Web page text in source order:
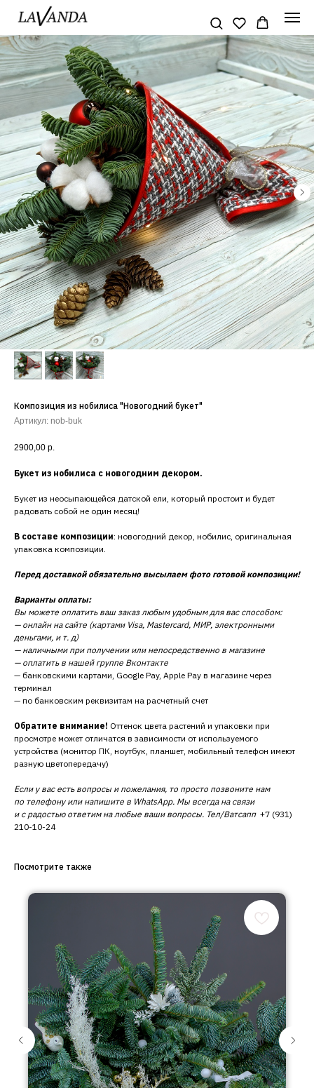
Композиция из нобилиса "Новогодний букет"
Артикул: nob-buk
2900,00 р.
Букет из нобилиса с новогодним декором.
Букет из неосыпающейся датской ели, который простоит и будет
радовать собой не один месяц!
В составе композиции: новогодний декор, нобилис, оригинальная
упаковка композиции.
Перед доставкой обязательно высылаем фото готовой композиции!
Варианты оплаты:
Вы можете оплатить ваш заказ любым удобным для вас способом:
— онлайн на сайте (картами Visa, Mastercard, МИР, электронными
деньгами, и т. д)
— наличными при получении или непосредственно в магазине
— оплатить в нашей группе Вконтакте
— банковскими картами, Google Pay, Apple Pay в магазине через
терминал
— по банковским реквизитам на расчетный счет
Обратите внимание! Оттенок цвета растений и упаковки при
просмотре может отличатся в зависимости от используемого
устройства (монитор ПК, ноутбук, планшет, мобильный телефон имеют
разную цветопередачу)
Если у вас есть вопросы и пожелания, то просто позвоните нам
по телефону или напишите в WhatsApp. Мы всегда на связи
и с радостью ответим на любые ваши вопросы. Тел/Ватсапп +7 (931)
210-10-24
Посмотрите также